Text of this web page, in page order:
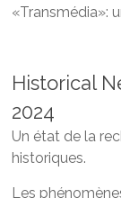
«Transmédia»:
Historical
2024
Un état de la
historiques.
Les